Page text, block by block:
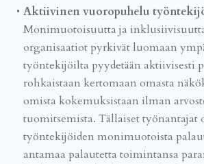
Aktiivinen vuoropuhelu
Monimuotoisuutta ja
organisaatiot pyrkivät luomaan
työntekijöilta pyydetään aktiivisesti
rohkaistaan kertomaan omasta
omista kokemuksistaan ilman
tuomitsemista. Tällaiset työnantajat
työntekijöiden monimuotoista
antamaa palautetta toimintansa